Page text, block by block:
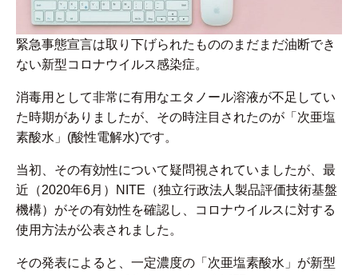
緊急事態宣言は取り下げられたもののまだまだ油断でき
ない新型コロナウイルス感染症。
消毒用として非常に有用なエタノール溶液が不足してい
た時期がありましたが、その時注目されたのが「次亜塩
素酸水」(酸性電解水)です。
当初、その有効性について疑問視されていましたが、最
近（2020年6月）NITE（独立行政法人製品評価技術基盤
機構）がその有効性を確認し、コロナウイルスに対する
使用方法が公表されました。
その発表によると、一定濃度の「次亜塩素酸水」が新型